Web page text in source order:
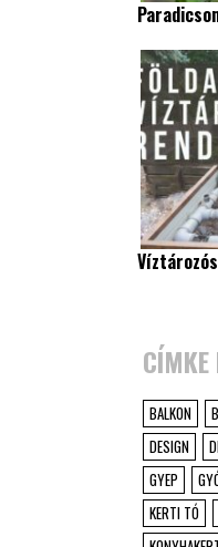
CÍMKE
BALKON
DESIGN
GYEP
KERTI TÓ